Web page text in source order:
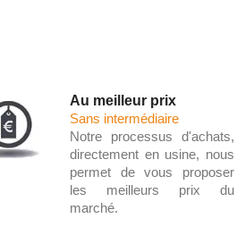
Au meilleur prix
Sans intermédiaire
Notre processus d'achats,
directement en usine, nous
permet de vous proposer
les meilleurs prix du
marché.